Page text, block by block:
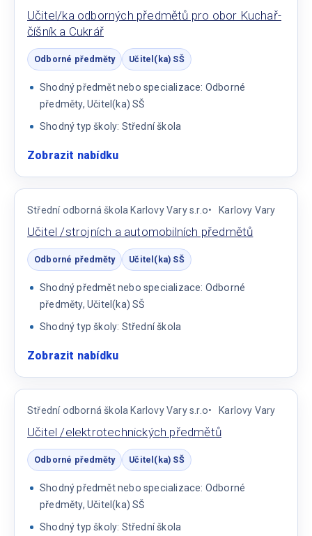
Učitel/ka odborných předmětů pro obor Kuchař-
číšník a Cukrář
Odborné předměty Učitel(ka) SŠ
Shodný předmět nebo specializace: Odborné
předměty, Učitel(ka) SŠ
Shodný typ školy: Střední škola
Zobrazit nabídku:
odborných
předmětů
obor
Kuchař-
číšník
a
Cukrář
Střední odborná škola Karlovy Vary s.r.o Karlovy Vary
Učitel /strojních a automobilních předmětů
Odborné předměty Učitel(ka) SŠ
Shodný předmět nebo specializace: Odborné
předměty, Učitel(ka) SŠ
Shodný typ školy: Střední škola
Zobrazit nabídku:
/strojních
a
předmětů
Střední odborná škola Karlovy Vary s.r.o Karlovy Vary
Učitel /elektrotechnických předmětů
Odborné předměty Učitel(ka) SŠ
Shodný předmět nebo specializace: Odborné
předměty, Učitel(ka) SŠ
Shodný typ školy: Střední škola